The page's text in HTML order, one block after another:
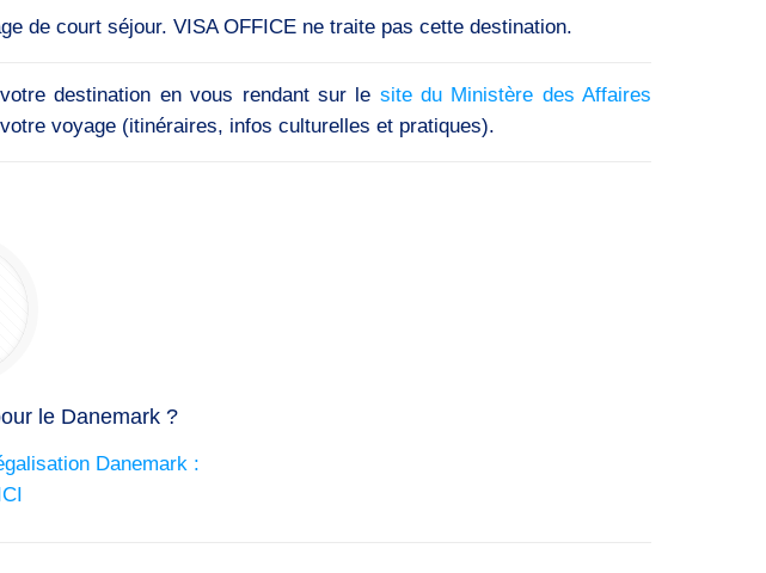
de court séjour. VISA OFFICE ne traite pas cette destination.
destination en vous rendant sur le site du Ministère des Affaires
voyage (itinéraires, infos culturelles et pratiques).
le Danemark ?
Danemark :